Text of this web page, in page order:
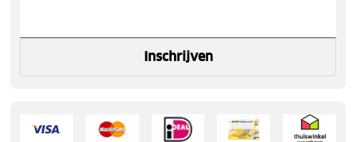
Inschrijven